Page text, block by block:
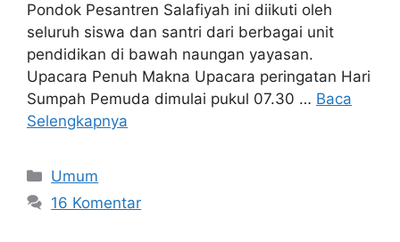
Pondok Pesantren Salafiyah ini diikuti oleh
seluruh siswa dan santri dari berbagai unit
pendidikan di bawah naungan yayasan.
Upacara Penuh Makna Upacara peringatan Hari
Sumpah Pemuda dimulai pukul 07.30 … Baca
Selengkapnya
Umum
16 Komentar